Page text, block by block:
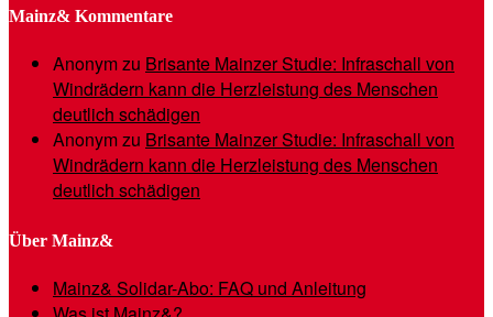
Mainz& Kommentare
Anonymzu Brisante Mainzer Studie: Infraschall von
Windrädern kann die Herzleistung des Menschen
deutlich schädigen
Anonymzu Brisante Mainzer Studie: Infraschall von
Windrädern kann die Herzleistung des Menschen
deutlich schädigen
Über Mainz&
Mainz& Solidar-Abo: FAQ und Anleitung